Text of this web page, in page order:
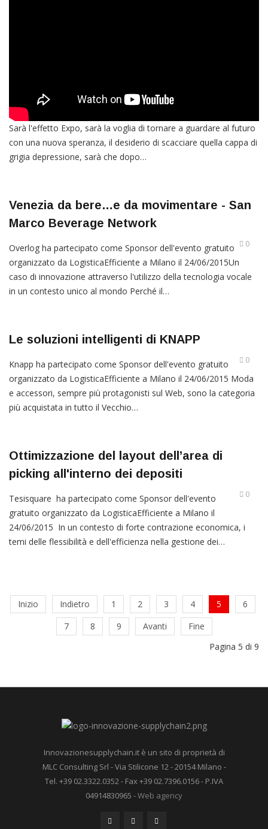
Sarà l'effetto Expo, sarà la voglia di tornare a guardare al futuro
con una nuova speranza, il desiderio di scacciare quella cappa di
grigia depressione, sarà che dopo…
Venezia da bere…e da movimentare - San
Marco Beverage Network
0
Overlog ha partecipato come Sponsor dell'evento gratuito
organizzato da LogisticaEfficiente a Milano il 24/06/2015Un
caso di innovazione attraverso l'utilizzo della tecnologia vocale
in un contesto unico al mondo Perché il…
Le soluzioni intelligenti di KNAPP
0
Knapp ha partecipato come Sponsor dell'evento gratuito
organizzato da LogisticaEfficiente a Milano il 24/06/2015 Moda
e accessori, sempre più protagonisti sul Web, sono la categoria
più acquistata in tutto il Vecchio…
Ottimizzazione del layout dell’area di
picking all'interno dei depositi
0
Tesisquare ha partecipato come Sponsor dell'evento
gratuito organizzato da LogisticaEfficiente a Milano il
24/06/2015 In un contesto di forte contrazione economica, i
temi delle flessibilità e dell'efficienza nella gestione dei…
Inizio Indietro 1 2 3 4 5
6
7
8 9 Avanti
Fine
Pagina 5 di 9
Innovazionesupplychain.it è un sito di proprietà di
MLC Consulting Srl - Via Stilicone 12 - 20154 Milano -
Tel. +39 02.3322.0352 - Fax +39 02.7396.0156 - P.IVA
04914830965 -Web agency